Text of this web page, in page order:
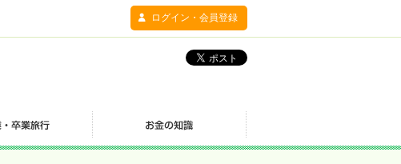
ログイン・会員登録